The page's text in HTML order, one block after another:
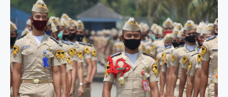
o
o
k
t
e
r
g
r
a
m
s
A
p
p